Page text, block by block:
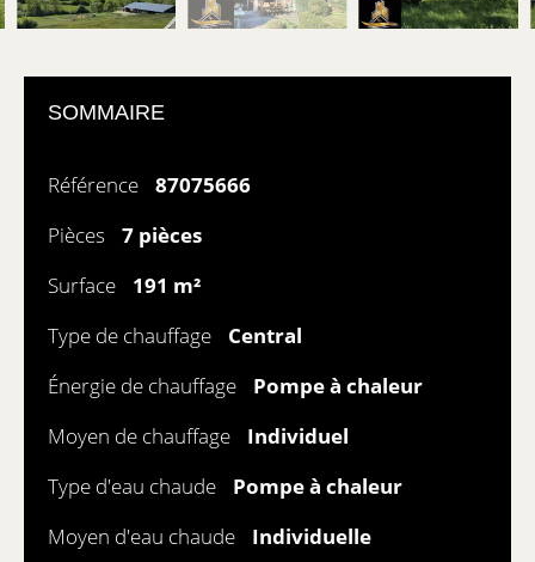
SOMMAIRE
Référence
87075666
Pièces
7 pièces
Surface
191 m²
Type de chauffage
Central
Énergie de chauffage
Pompe à chaleur
Moyen de chauffage
Individuel
Type d'eau chaude
Pompe à chaleur
Moyen d'eau chaude
Individuelle